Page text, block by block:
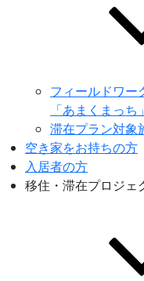
フィールドワー
「あまくまっち」
滞在プラン対象
空き家をお持ちの方
入居者の方
移住・滞在プロジェ